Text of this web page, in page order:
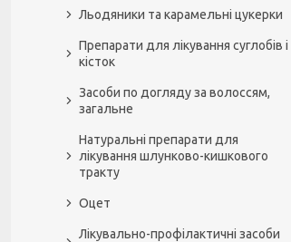
Льодяники та карамельні цукерки
Препарати для лікування суглобів і
кісток
Засоби по догляду за волоссям,
загальне
Натуральні препарати для
лікування шлунково-кишкового
тракту
Оцет
Лікувально-профілактичні засоби